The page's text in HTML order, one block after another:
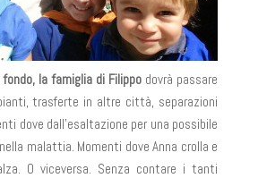
la famiglia di Filippodovrà passare
trasferte in altre città, separazioni
dove dall’esaltazione per una possibile
malattia. Momenti dove Anna crolla e
O viceversa. Senza contare i tanti